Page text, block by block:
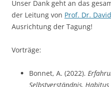
Unser Dank geht an das
der Leitung von Prof. Dr.
Ausrichtung der Tagung!
Vorträge:
Bonnet, A. (2022).
Selbstverständnis,